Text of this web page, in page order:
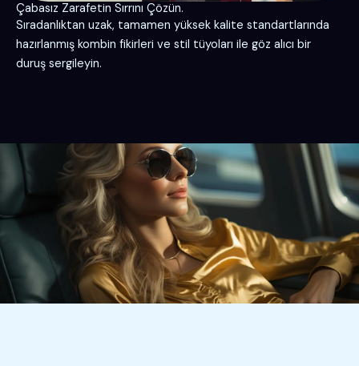
Çabasız Zarafetin Sırrını Çözün.
Sıradanlıktan uzak, tamamen yüksek kalite standartlarında
hazırlanmış kombin fikirleri ve stil tüyoları ile göz alıcı bir
duruş sergileyin.